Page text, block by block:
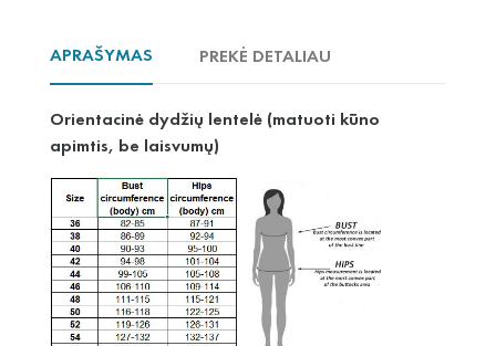
APRAŠYMAS PREKĖ DETALIAU
Orientacinė dydžių lentelė (matuoti kūno
apimtis, be laisvumų)